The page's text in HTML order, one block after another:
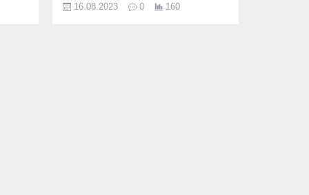
Ateş – Ya Çok Seversen
16.08.2023 0 160